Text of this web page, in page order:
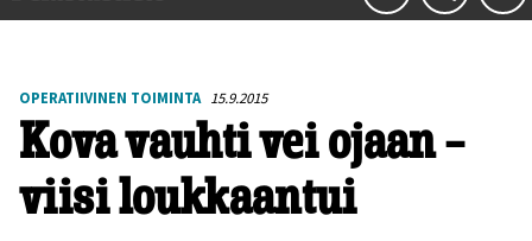
OPERATIIVINEN TOIMINTA 15.9.2015
Kova vauhti vei ojaan –
viisi loukkaantui